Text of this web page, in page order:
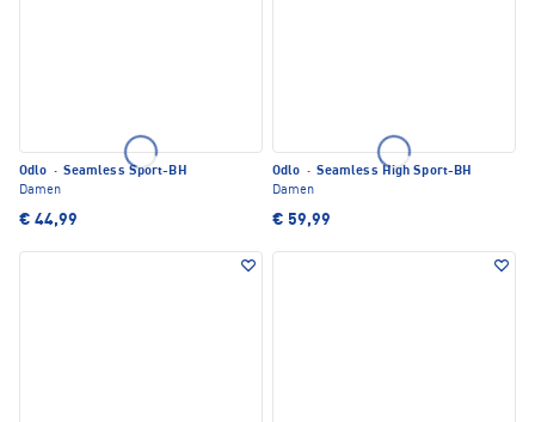
Odlo · Seamless Sport-BH
Damen
€ 44,99
Odlo · Seamless High Sport-BH
Damen
€ 59,99